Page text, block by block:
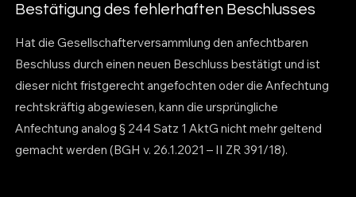
Bestätigung des fehlerhaften Beschlusses
Hat die Gesellschafterversammlung den anfechtbaren
Beschluss durch einen neuen Beschluss bestätigt und ist
dieser nicht fristgerecht angefochten oder die Anfechtung
rechtskräftig abgewiesen, kann die ursprüngliche
Anfechtung analog § 244 Satz 1 AktG nicht mehr geltend
gemacht werden (BGH v. 26.1.2021 – II ZR 391/18).